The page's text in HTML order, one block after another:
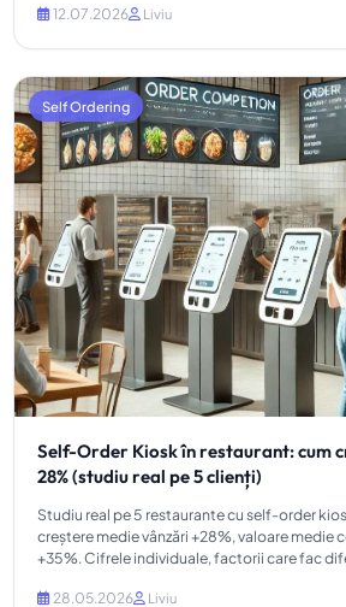
12.07.2026 Liviu
Self Ordering
Self-Order Kiosk în restaurant: cum
28% (studiu real pe 5 clienți)
Studiu real pe 5 restaurante cu self-order
creștere medie vânzări +28%, valoare medie
+35%. Cifrele individuale, factorii care fac
28.05.2026 Liviu